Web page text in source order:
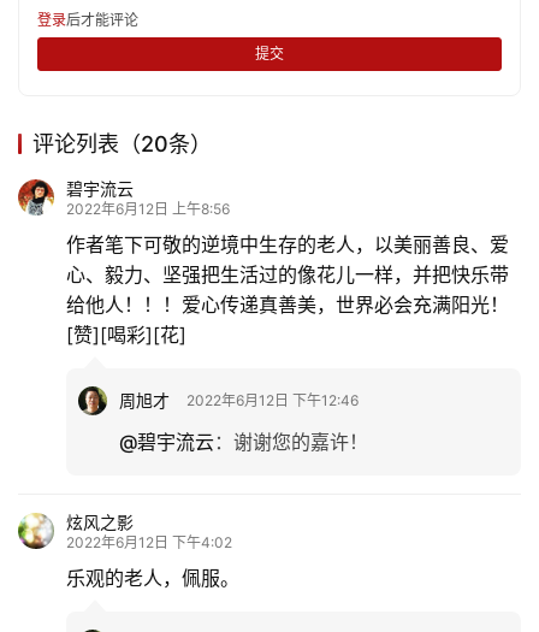
登录后才能评论
提交
评论列表（20条）
碧宇流云
2022年6月12日 上午8:56
作者笔下可敬的逆境中生存的老人，以美丽善良、爱
心、毅力、坚强把生活过的像花儿一样，并把快乐带
给他人！！！爱心传递真善美，世界必会充满阳光！
[赞][喝彩][花]
周旭才 2022年6月12日 下午12:46
@碧宇流云： 谢谢您的嘉许！
炫风之影
2022年6月12日 下午4:02
乐观的老人，佩服。